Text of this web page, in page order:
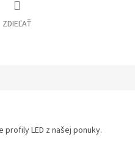
ZDIEĽAŤ
LED z našej ponuky.